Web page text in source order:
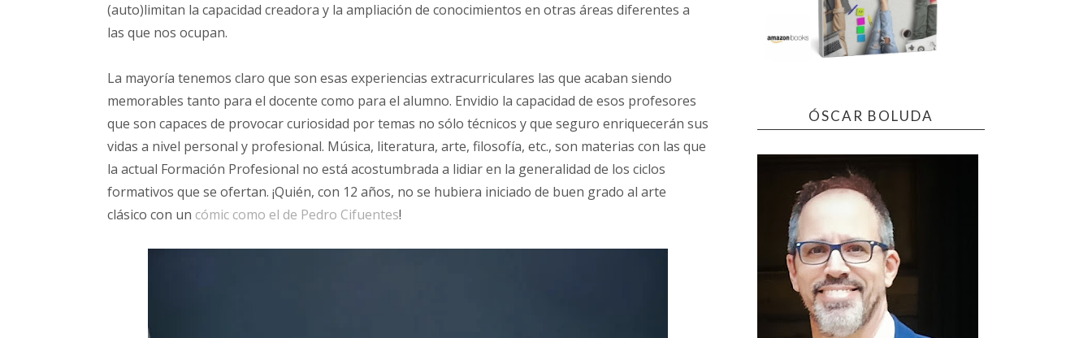
(auto)limitan la capacidad creadora y la ampliación de conocimientos en otras áreas diferentes a
las que nos ocupan.
La mayoría tenemos claro que son esas experiencias extracurriculares las que acaban siendo
memorables tanto para el docente como para el alumno. Envidio la capacidad de esos profesores
que son capaces de provocar curiosidad por temas no sólo técnicos y que seguro enriquecerán sus
vidas a nivel personal y profesional. Música, literatura, arte, filosofía, etc., son materias con las que
la actual Formación Profesional no está acostumbrada a lidiar en la generalidad de los ciclos
formativos que se ofertan. ¡Quién, con 12 años, no se hubiera iniciado de buen grado al arte
clásico con un cómic como el de Pedro Cifuentes!
ÓSCAR BOLUDA